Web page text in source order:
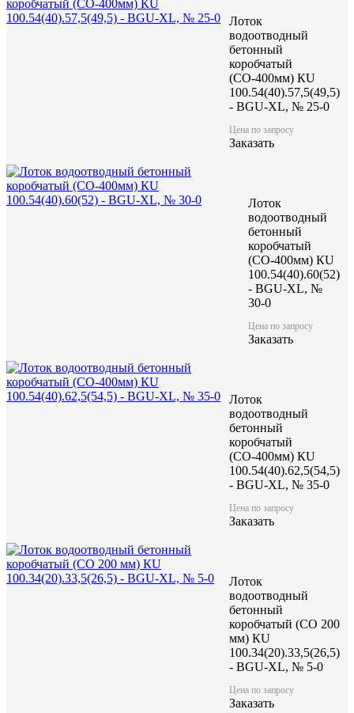
Заказать
1 000
Высота (H), мм
Масса, кг
Лоток
водоотводный
бетонный
коробчатый
(СО-400мм) КU
100.54(40).57,5(49,5)
- BGU-XL, № 25-0
Цена по запросу
Заказать
Лоток
водоотводный
бетонный
коробчатый
(СО-400мм) КU
100.54(40).60(52)
- BGU-XL, №
30-0
Цена по запросу
Заказать
Лоток
водоотводный
бетонный
коробчатый
(СО-400мм) КU
100.54(40).62,5(54,5)
- BGU-XL, № 35-0
Цена по запросу
Заказать
Лоток
водоотводный
бетонный
коробчатый (CO 200
мм) КU
100.34(20).33,5(26,5)
- BGU-XL, № 5-0
Цена по запросу
Заказать